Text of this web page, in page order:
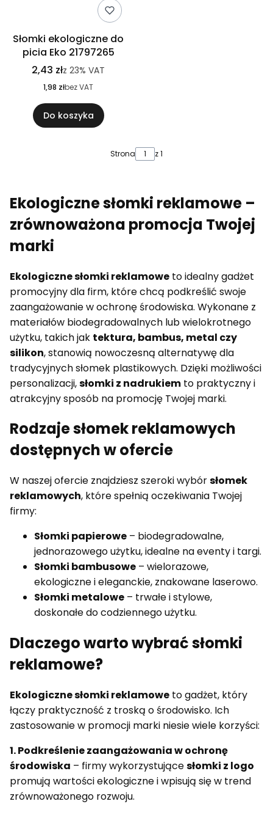
Słomki ekologiczne do
picia Eko 21797265
2,43 złz 23% VAT
1,98 złbez VAT
Do koszyka
Strona z 1
Ekologiczne słomki reklamowe –
zrównoważona promocja Twojej
marki
Ekologiczne słomki reklamowe to idealny gadżet
promocyjny dla firm, które chcą podkreślić swoje
zaangażowanie w ochronę środowiska. Wykonane z
materiałów biodegradowalnych lub wielokrotnego
użytku, takich jak tektura, bambus, metal czy
silikon, stanowią nowoczesną alternatywę dla
tradycyjnych słomek plastikowych. Dzięki możliwości
personalizacji,słomki z nadrukiem to praktyczny i
atrakcyjny sposób na promocję Twojej marki.
Rodzaje słomek reklamowych
dostępnych w ofercie
W naszej ofercie znajdziesz szeroki wybórsłomek
reklamowych, które spełnią oczekiwania Twojej
firmy:
Słomki papierowe – biodegradowalne,
jednorazowego użytku, idealne na eventy i targi.
Słomki bambusowe – wielorazowe,
ekologiczne i eleganckie, znakowane laserowo.
Słomki metalowe – trwałe i stylowe,
doskonałe do codziennego użytku.
Dlaczego warto wybrać słomki
reklamowe?
Ekologiczne słomki reklamowe to gadżet, który
łączy praktyczność z troską o środowisko. Ich
zastosowanie w promocji marki niesie wiele korzyści:
1. Podkreślenie zaangażowania w ochronę
środowiska – firmy wykorzystującesłomki z logo
promują wartości ekologiczne i wpisują się w trend
zrównoważonego rozwoju.